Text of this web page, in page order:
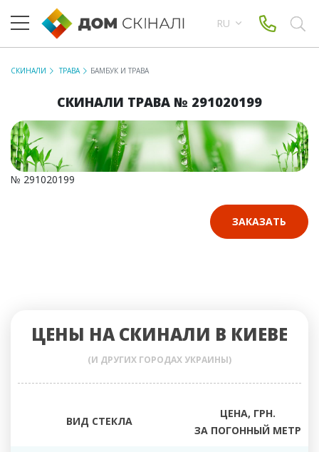
RU
СКИНАЛИ ТРАВА БАМБУК И ТРАВА
СКИНАЛИ ТРАВА № 291020199
№ 291020199
ЗАКАЗАТЬ
ЦЕНЫ НА СКИНАЛИ В КИЕВЕ
(И ДРУГИХ ГОРОДАХ УКРАИНЫ)
ВИД СТЕКЛА
ЦЕНА, ГРН.
ЗА ПОГОННЫЙ МЕТР